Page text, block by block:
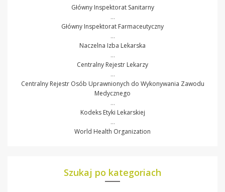
Główny Inspektorat Sanitarny
…
Główny Inspektorat Farmaceutyczny
…
Naczelna Izba Lekarska
…
Centralny Rejestr Lekarzy
…
Centralny Rejestr Osób Uprawnionych do Wykonywania Zawodu
Medycznego
…
Kodeks Etyki Lekarskiej
…
World Health Organization
Szukaj po kategoriach